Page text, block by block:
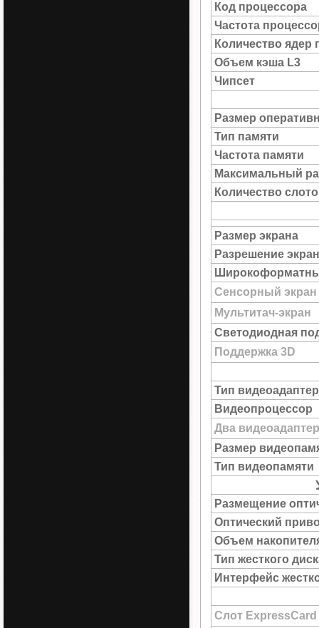
Код процессора
Частота
Количество ядер
Объем кэша L3
Чипсет
Размер
Тип памяти
Частота памяти
Максимальный
Количество
Размер экрана
Разрешение
Сенсорный экран
Мультитач-экран
Светодиодная
Поддержка 3D
Тип
Видеопроцессор
Два
Размер
Тип видеопамяти
Размещение
Оптический
Объем
Тип жесткого
Интерфейс
Слот ExpressCard